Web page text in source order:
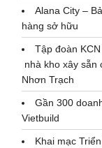
Alana City –
hàng sở hữu
Tập đoàn
nhà kho xây sẵn
Nhơn Trạch
Gần 300
Vietbuild
Khai mạc